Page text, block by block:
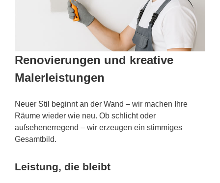
Renovierungen und kreative
Malerleistungen
Neuer Stil beginnt an der Wand – wir machen Ihre
Räume wieder wie neu. Ob schlicht oder
aufsehenerregend – wir erzeugen ein stimmiges
Gesamtbild.
Leistung, die bleibt